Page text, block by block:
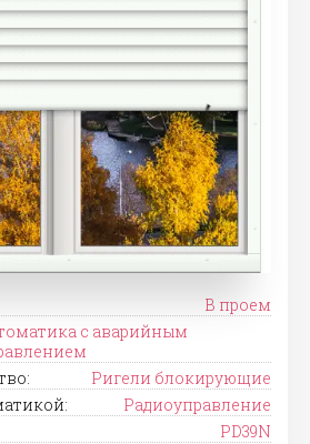
В проем
с аварийным
Ригели блокирующие
Радиоуправление
PD39N